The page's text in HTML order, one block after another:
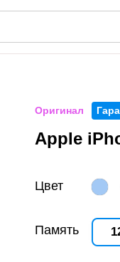
iShop
Память
Apple
Оригинал
Цвет